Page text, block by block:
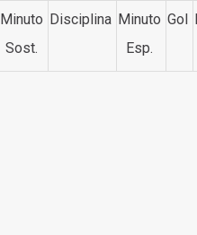
Minuto
Sost.
Disciplina Minuto
Esp.
Gol